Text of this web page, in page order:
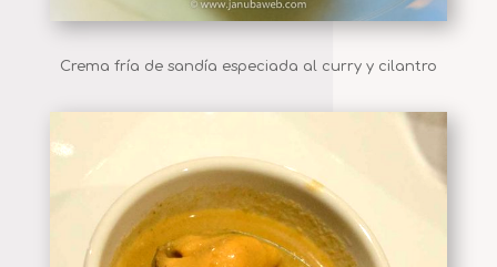
Crema fría de sandía especiada al curry y cilantro